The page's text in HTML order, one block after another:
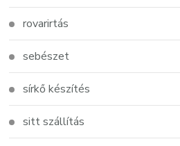
rovarirtás
sebészet
sírkő készítés
sitt szállítás